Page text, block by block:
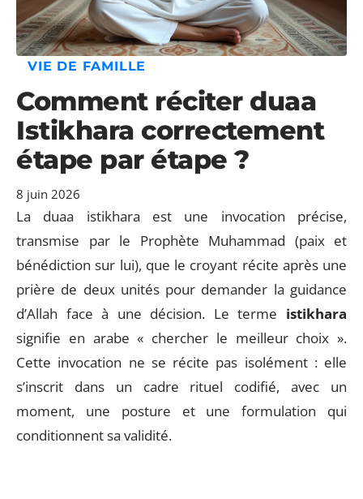
VIE DE FAMILLE
Comment réciter duaa
Istikhara correctement
étape par étape ?
8 juin 2026
La duaa istikhara est une invocation précise,
transmise par le Prophète Muhammad (paix et
bénédiction sur lui), que le croyant récite après une
prière de deux unités pour demander la guidance
d’Allah face à une décision. Le terme istikhara
signifie en arabe « chercher le meilleur choix ».
Cette invocation ne se récite pas isolément : elle
s’inscrit dans un cadre rituel codifié, avec un
moment, une posture et une formulation qui
conditionnent sa validité.